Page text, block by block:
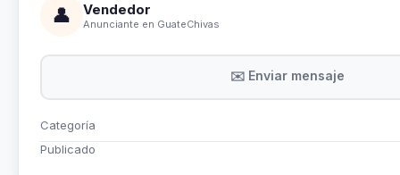
👤 Vendedor
Anunciante en GuateChivas
✉️ Enviar mensaje
Categoría
Publicado